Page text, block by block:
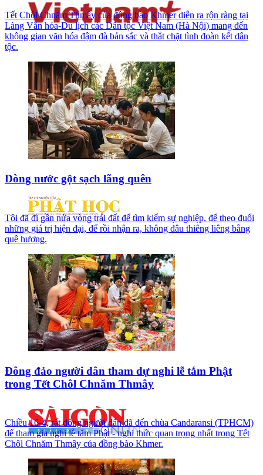
Tết Chôl Chnăm Thmây của đồng bào Khmer diễn ra rộn ràng tại
Làng Văn hóa-Du lịch các Dân tộc Việt Nam (Hà Nội) mang đến
không gian văn hóa đậm đà bản sắc và thắt chặt tình đoàn kết dân
tộc.
Dòng nước gột sạch lãng quên
Tôi đã đi gần nửa vòng trái đất để tìm kiếm sự nghiệp, để theo đuổi
những giá trị hiện đại, để rồi nhận ra, không đâu thiêng liêng bằng
quê hương.
Đông đảo người dân tham dự nghi lễ tắm Phật
trong Tết Chôl Chnăm Thmây
Chiều 16-4, rất đông người dân đã đến chùa Candaransi (TPHCM)
để tham gia nghi lễ tắm Phật - nghi thức quan trọng nhất trong Tết
Chôl Chnăm Thmây của đồng bào Khmer.